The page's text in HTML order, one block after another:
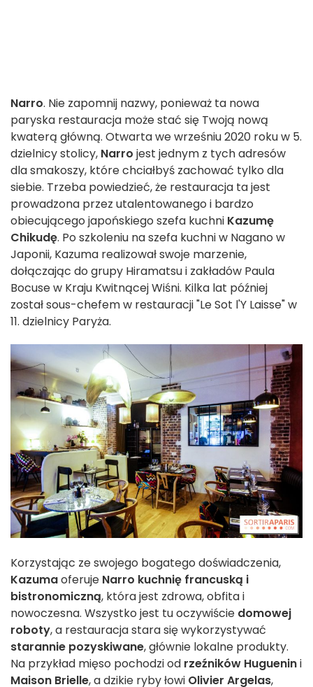
Narro. Nie zapomnij nazwy, ponieważ ta nowa
paryska restauracja może stać się Twoją nową
kwaterą główną. Otwarta we wrześniu 2020 roku w 5.
dzielnicy stolicy, Narro jest jednym z tych adresów
dla smakoszy, które chciałbyś zachować tylko dla
siebie. Trzeba powiedzieć, że restauracja ta jest
prowadzona przez utalentowanego i bardzo
obiecującego japońskiego szefa kuchni Kazumę
Chikudę. Po szkoleniu na szefa kuchni w Nagano w
Japonii, Kazuma realizował swoje marzenie,
dołączając do grupy Hiramatsu i zakładów Paula
Bocuse w Kraju Kwitnącej Wiśni. Kilka lat później
został sous-chefem w restauracji "Le Sot l'Y Laisse" w
11. dzielnicy Paryża.
Korzystając ze swojego bogatego doświadczenia,
Kazumaoferuje Narro kuchnię francuską i
bistronomiczną, która jest zdrowa, obfita i
nowoczesna. Wszystko jest tu oczywiście domowej
roboty, a restauracja stara się wykorzystywać
starannie pozyskiwane, głównie lokalne produkty.
Na przykład mięso pochodzi od rzeźników Huguenini
Maison Brielle, a dzikie ryby łowi Olivier Argelas,